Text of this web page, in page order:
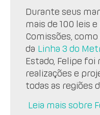
Durante seus
mais de 100 leis
Comissões, como
da Linha 3 do
Estado, Felipe
realizações e
todas as regiões
Leia mais sobre